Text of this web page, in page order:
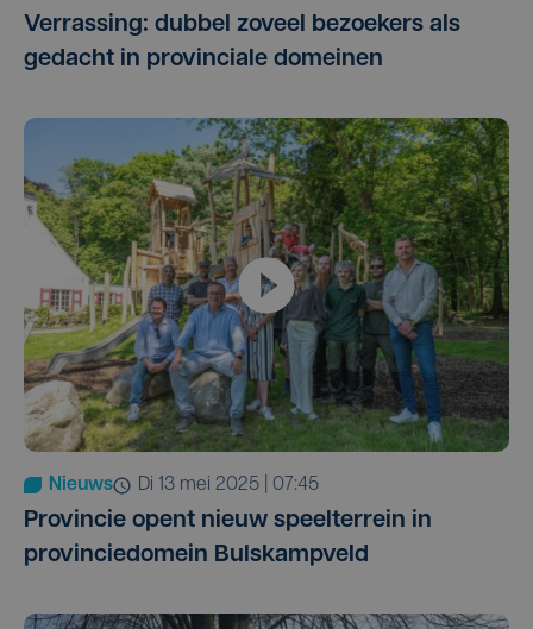
Verrassing: dubbel zoveel bezoekers als
gedacht in provinciale domeinen
Nieuws di 13 mei 2025 | 07:45
Provincie opent nieuw speelterrein in
provinciedomein Bulskampveld